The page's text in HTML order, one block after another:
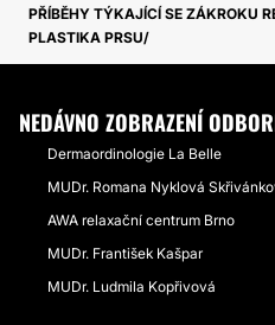
PŘÍBĚHY TÝKAJÍCÍ SE ZÁKROKU
PLASTIKA PRSU
NEDÁVNO ZOBRAZENÍ
Dermaordinologie La Belle
MUDr. Romana Nyklová
AWA relaxační centrum Brno
MUDr. František Kašpar
MUDr. Ludmila Kopřivová